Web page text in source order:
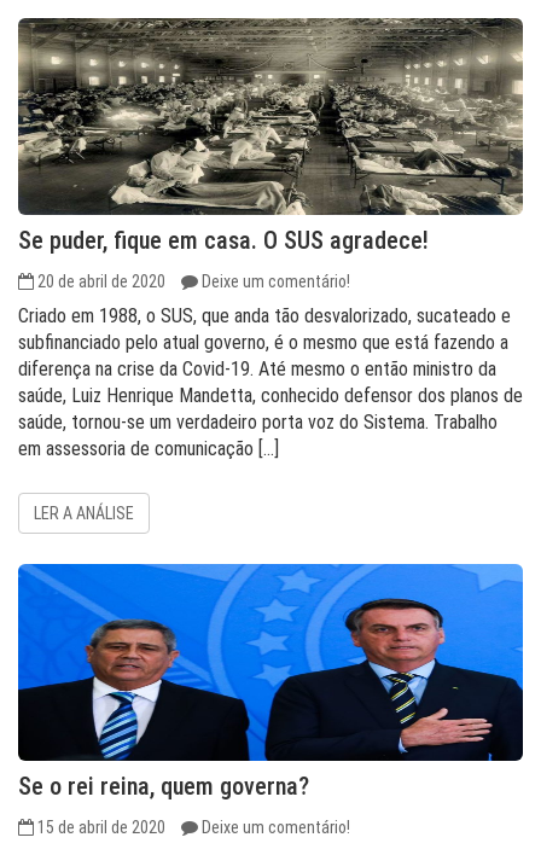
Se puder, fique em casa. O SUS agradece!
20 de abril de 2020 Deixe um comentário!
Criado em 1988, o SUS, que anda tão desvalorizado, sucateado e
subfinanciado pelo atual governo, é o mesmo que está fazendo a
diferença na crise da Covid-19. Até mesmo o então ministro da
saúde, Luiz Henrique Mandetta, conhecido defensor dos planos de
saúde, tornou-se um verdadeiro porta voz do Sistema. Trabalho
em assessoria de comunicação […]
LER A ANÁLISE
Se o rei reina, quem governa?
15 de abril de 2020 Deixe um comentário!